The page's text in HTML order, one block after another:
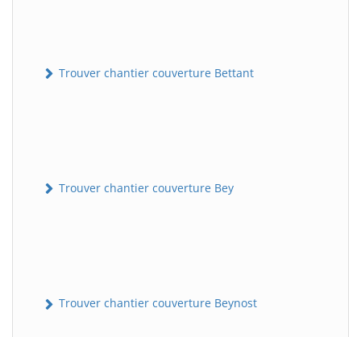
Trouver chantier couverture Bettant
Trouver chantier couverture Bey
Trouver chantier couverture Beynost